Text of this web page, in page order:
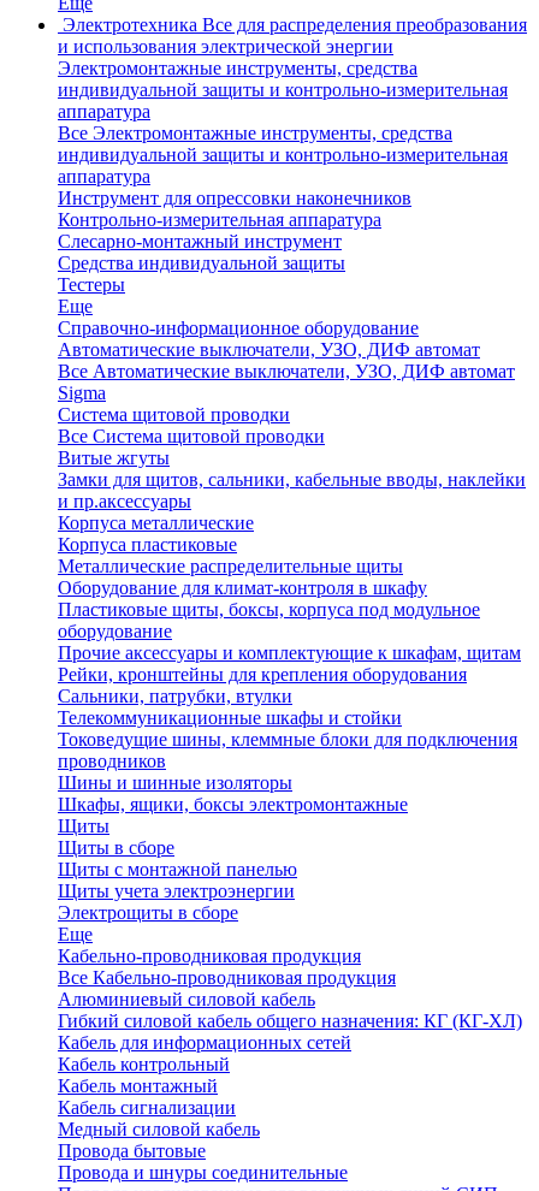
Электротехника Все для распределения преобразования
и использования электрической энергии
Электромонтажные инструменты, средства
индивидуальной защиты и контрольно-измерительная
аппаратура
Все Электромонтажные инструменты, средства
индивидуальной защиты и контрольно-измерительная
аппаратура
Инструмент для опрессовки наконечников
Контрольно-измерительная аппаратура
Слесарно-монтажный инструмент
Средства индивидуальной защиты
Тестеры
Еще
Справочно-информационное оборудование
Автоматические выключатели, УЗО, ДИФ автомат
Все Автоматические выключатели, УЗО, ДИФ автомат
Sigma
Система щитовой проводки
Все Система щитовой проводки
Витые жгуты
Замки для щитов, сальники, кабельные вводы, наклейки
и пр.аксессуары
Корпуса металлические
Корпуса пластиковые
Металлические распределительные щиты
Оборудование для климат-контроля в шкафу
Пластиковые щиты, боксы, корпуса под модульное
оборудование
Прочие аксессуары и комплектующие к шкафам, щитам
Рейки, кронштейны для крепления оборудования
Сальники, патрубки, втулки
Телекоммуникационные шкафы и стойки
Токоведущие шины, клеммные блоки для подключения
проводников
Шины и шинные изоляторы
Шкафы, ящики, боксы электромонтажные
Щиты
Щиты в сборе
Щиты с монтажной панелью
Щиты учета электроэнергии
Электрощиты в сборе
Еще
Кабельно-проводниковая продукция
Все Кабельно-проводниковая продукция
Алюминиевый силовой кабель
Гибкий силовой кабель общего назначения: КГ (КГ-ХЛ)
Кабель для информационных сетей
Кабель контрольный
Кабель монтажный
Кабель сигнализации
Медный силовой кабель
Провода бытовые
Провода и шнуры соединительные